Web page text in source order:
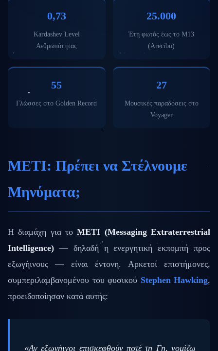
0,73
Kardashev Level
Ανθρωπότητας
25.000
Έτη φωτός έως το M13
(Arecibo)
55
Γλώσσες στο Golden Record
27
Μουσικές παραδόσεις στο
Voyager
METI: Πρέπει να Στέλνουμε
Μηνύματα;
Η διαμάχη για τοMETI (Messaging Extraterrestrial
Intelligence) — δηλαδή η ενεργητική εκπομπή προς
εξωγήινους — είναι έντονη. Αρκετοί επιστήμονες,
συμπεριλαμβανομένου του φυσικού Stephen Hawking,
προειδοποίησαν κατά αυτής:
«Αν εξωγήινοι επισκεφθούν ποτέ τη Γη, νομίζω